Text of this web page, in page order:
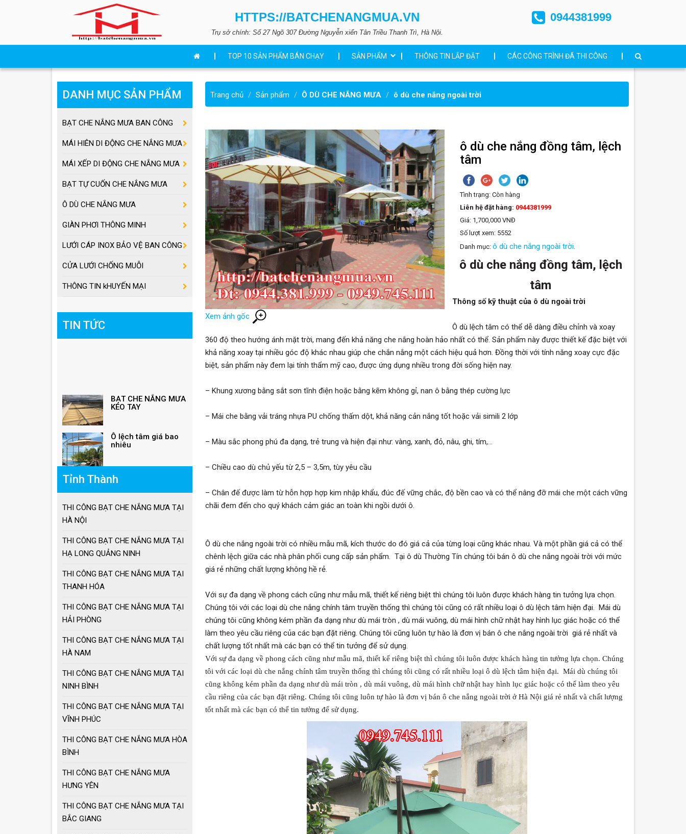
HTTPS://BATCHENANGMUA.VN
Trụ sở chính: Số 27 Ngõ 307 Đường Nguyễn xiển Tân Triều Thanh Trì, Hà Nội.
0944381999
TOP 10 SẢN PHẨM BÁN CHẠY SẢN PHẨM THÔNG TIN LẮP ĐẶT CÁC CÔNG TRÌNH ĐÃ THI CÔNG
Trang chủ Sản phẩm Ô DÙ CHE NẮNG MƯA ô dù che nắng ngoài trời
Xem ảnh gốc
ô dù che nắng đồng tâm, lệch
tâm
Tình trạng: Còn hàng
Liên hệ đặt hàng: 0944381999
Giá: 1,700,000 VNĐ
Số lượt xem: 5552
Danh mục:ô dù che nắng ngoài trời.
ô dù che nắng đồng tâm, lệch
tâm
Thông số kỹ thuật của ô dù ngoài trời
Ô dù lệch tâm có thể dễ dàng điều chỉnh và xoay
360 độ theo hướng ánh mặt trời, mang đến khả năng che nắng hoàn hảo nhất có thể. Sản phẩm này được thiết kế đặc biệt với
khả năng xoay tại nhiều góc độ khác nhau giúp che chắn nắng một cách hiệu quả hơn. Đồng thời với tính năng xoay cực đặc
biệt, sản phẩm này đem lại tính thẩm mỹ cao, được ứng dụng nhiều trong đời sống hiện nay.
– Khung xương bằng sắt sơn tĩnh điện hoặc bằng kẽm không gỉ, nan ô bằng thép cường lực
– Mái che bằng vải tráng nhựa PU chống thấm dột, khả năng cản nắng tốt hoặc vải simili 2 lớp
– Màu sắc phong phú đa dạng, trẻ trung và hiện đại như: vàng, xanh, đỏ, nâu, ghi, tím,…
– Chiều cao dù chủ yếu từ 2,5 – 3,5m, tùy yêu cầu
– Chân đế được làm từ hỗn hợp hợp kim nhập khẩu, đúc đế vững chắc, độ bền cao và có thể nâng đỡ mái che một cách vững
chãi đem đến cho quý khách cảm giác an toàn khi ngồi dưới ô.
Ô dù che nắng ngoài trời có nhiều mẫu mã, kích thước do đó giá cả của từng loại cũng khác nhau. Và một phần giá cả có thể
chênh lệch giữa các nhà phân phối cung cấp sản phẩm. Tại ô dù Thường Tín chúng tôi bán ô dù che nắng ngoài trời với mức
giá rẻ những chất lượng không hề rẻ.
Với sự đa dạng về phong cách cũng như mẫu mã, thiết kế riêng biệt thì chúng tôi luôn được khách hàng tin tưởng lựa chọn.
Chúng tôi với các loại dù che nắng chính tâm truyền thống thì chúng tôi cũng có rất nhiều loại ô dù lệch tâm hiện đại. Mái dù
chúng tôi cũng không kém phần đa dạng như dù mái tròn , dù mái vuông, dù mái hình chữ nhật hay hình lục giác hoặc có thể
làm theo yêu cầu riêng của các bạn đặt riêng. Chúng tôi cũng luôn tự hào là đơn vị bán ô che nắng ngoài trời giá rẻ nhất và
chất lượng tốt nhất mà các bạn có thể tin tưởng để sử dụng.
Với sự đa dạng về phong cách cũng như mẫu mã, thiết kế riêng biệt thì chúng tôi luôn được khách hàng tin tưởng lựa chọn. Chúng
tôi với các loại dù che nắng chính tâm truyền thống thì chúng tôi cũng có rất nhiều loại ô dù lệch tâm hiện đại. Mái dù chúng tôi
cũng không kém phần đa dạng như dù mái tròn , dù mái vuông, dù mái hình chữ nhật hay hình lục giác hoặc có thể làm theo yêu
cầu riêng của các bạn đặt riêng. Chúng tôi cũng luôn tự hào là đơn vị bán ô che nắng ngoài trời ở Hà Nội giá rẻ nhất và chất lượng
tốt nhất mà các bạn có thể tin tưởng để sử dụng.
DANH MỤC SẢN PHẨM
BẠT CHE NẮNG MƯA BAN CÔNG
MÁI HIÊN DI ĐỘNG CHE NẮNG MƯA
MÁI XẾP DI ĐỘNG CHE NẮNG MƯA
BẠT TỰ CUỐN CHE NẮNG MƯA
Ô DÙ CHE NẮNG MƯA
GIÀN PHƠI THÔNG MINH
LƯỚI CÁP INOX BẢO VỆ BAN CÔNG
CỬA LƯỚI CHỐNG MUỖI
THÔNG TIN kHUYẾN MẠI
TIN TỨC
Giá ô dù lệch tâm
vuông, lục giác, tròn
Giá ô lệch tâm vuông
Lưu ý khi sử dụng ô
dù che nắng mưa
nắng mưa
nắng mưa
Ô dù che nắng mưa
Ô dù che nắng mưa
THÔNG MINH HOT
NHẤT 2021
Tỉnh Thành
THI CÔNG BẠT CHE NẮNG MƯA TẠI
HÀ NỘI
THI CÔNG BẠT CHE NẮNG MƯA TẠI
HẠ LONG QUẢNG NINH
THI CÔNG BẠT CHE NẮNG MƯA TẠI
THANH HÓA
THI CÔNG BẠT CHE NẮNG MƯA TẠI
HẢI PHÒNG
THI CÔNG BẠT CHE NẮNG MƯA TẠI
HÀ NAM
THI CÔNG BẠT CHE NẮNG MƯA TẠI
NINH BÌNH
THI CÔNG BẠT CHE NẮNG MƯA TẠI
VĨNH PHÚC
THI CÔNG BẠT CHE NẮNG MƯA HÒA
BÌNH
THI CÔNG BẠT CHE NẮNG MƯA
HƯNG YÊN
THI CÔNG BẠT CHE NẮNG MƯA TẠI
BẮC GIANG